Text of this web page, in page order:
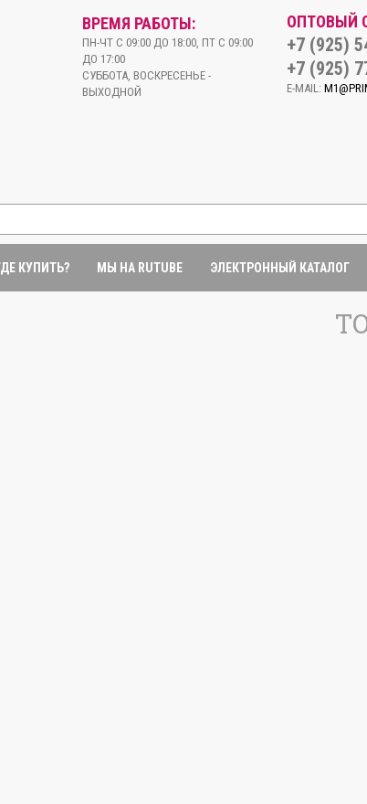
ВРЕМЯ РАБОТЫ:
ПН-ЧТ С 09:00 ДО 18:00, ПТ С 09:00
ДО 17:00
СУББОТА, ВОСКРЕСЕНЬЕ -
ВЫХОДНОЙ
ОПТОВЫЙ
+7 (925)
+7 (925)
E-MAIL:
КУПИТЬ? МЫ НА RUTUBE ЭЛЕКТРОННЫЙ КАТАЛОГ